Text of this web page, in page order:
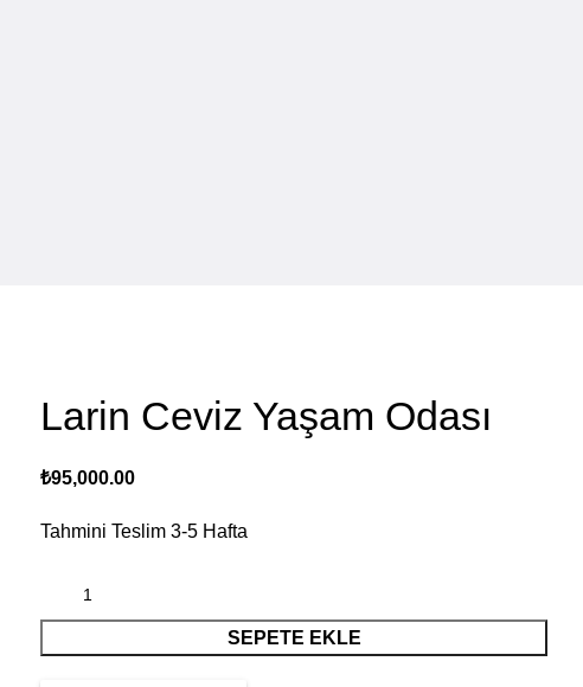
Larin Ceviz Yaşam Odası
₺95,000.00
Tahmini Teslim 3-5 Hafta
SEPETE EKLE